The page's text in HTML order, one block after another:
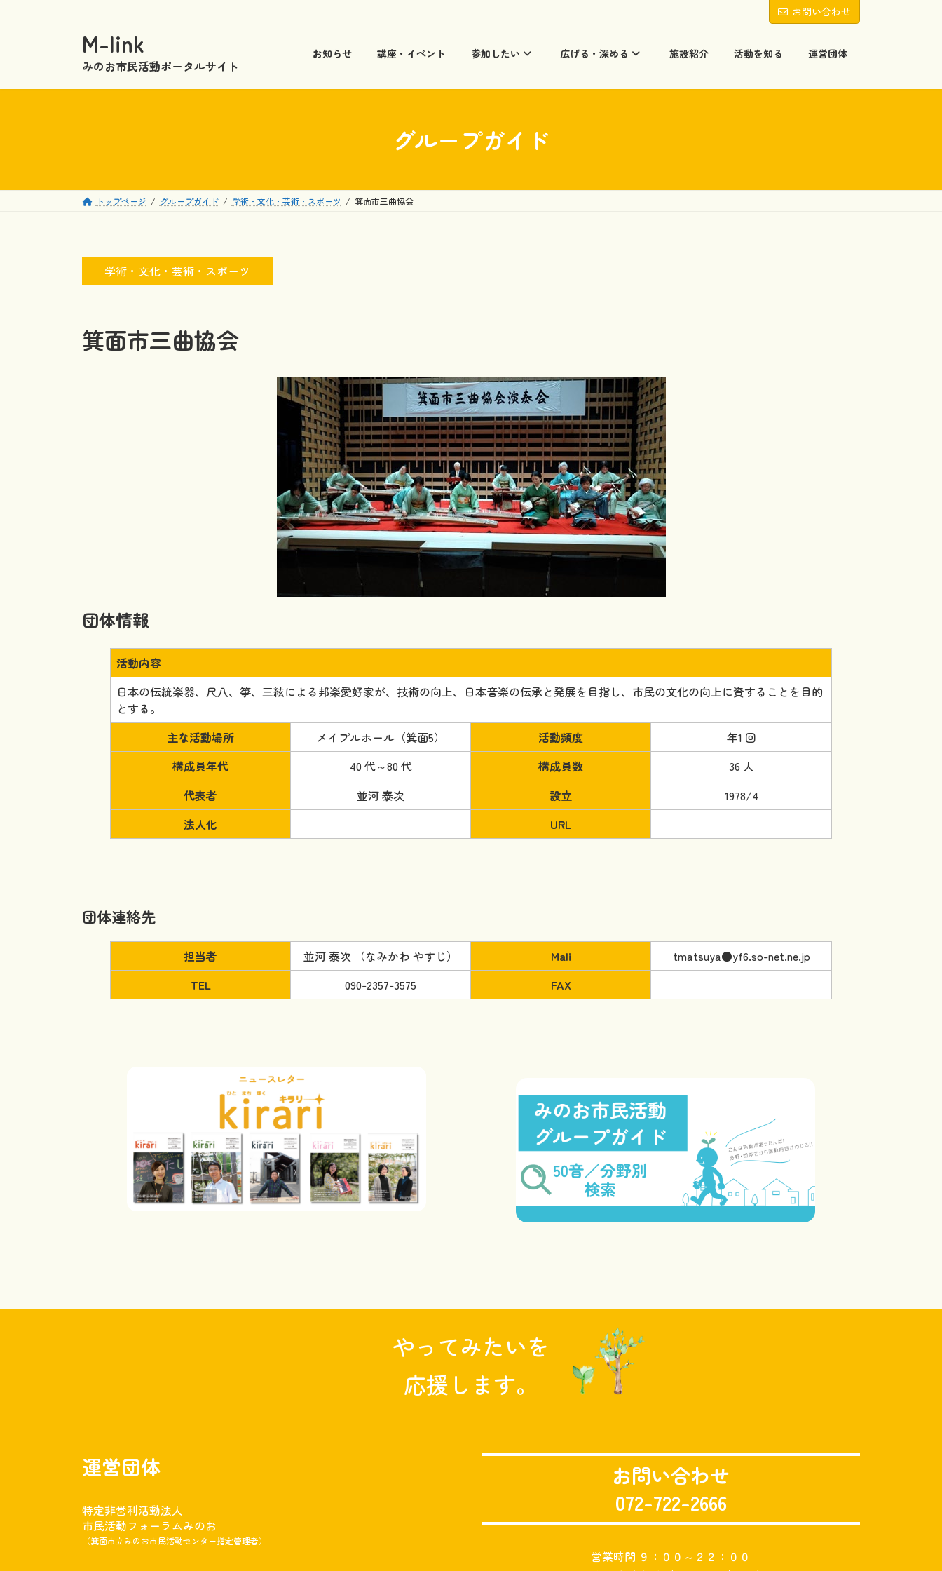
へ
ョ
お問い合わせ
M-link
みのお市民活動ポータルサイト
お知らせ 講座・イベント 参加したい 広げる・深める 施設紹介 活動を知る 運営団体
グループガイド
トップページ グループガイド 学術・文化・芸術・スポーツ 箕面市三曲協会
学術・文化・芸術・スポーツ
箕面市三曲協会
団体情報
活動内容
日本の伝統楽器、尺八、箏、三絃による邦楽愛好家が、技術の向上、日本音楽の伝承と発展を目指し、市民の文化の向上に資することを目的
とする。
主な活動場所
メイプルホール（箕面5） 活動頻度
年1 回
構成員年代
40 代～80 代 構成員数
36 人
代表者
並河 泰次 設立
1978/4
法人化
URL
団体連絡先
担当者 並河 泰次 （なみかわ やすじ） Mali
tmatsuya●yf6.so-net.ne.jp
TEL
090-2357-3575 FAX
やってみたいを
応援します。
運営団体
特定非営利活動法人
市民活動フォーラムみのお
（箕面市立みのお市民活動センター指定管理者）
お問い合わせ
072-722-2666
営業時間 ９：００～２２：００